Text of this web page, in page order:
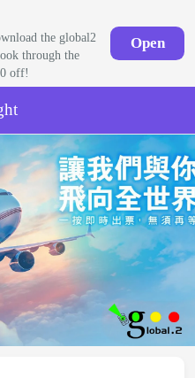
the global2
through the
off!
Open